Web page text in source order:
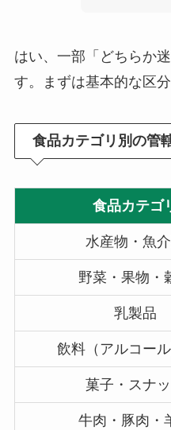
はい、一部「どちらか
す。まずは基本的な区
食品カテゴリ別の管
食品カテゴ
水産物・魚
野菜・果物・
乳製品
飲料（アルコール
菓子・スナ
牛肉・豚肉・